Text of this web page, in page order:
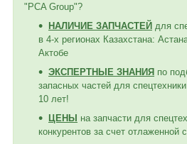
"PCA Group"?
НАЛИЧИЕ ЗАПЧАСТЕЙ для
в 4-х регионах Казахстана:
Актобе
ЭКСПЕРТНЫЕ ЗНАНИЯ по
запасных частей для
10 лет!
ЦЕНЫ на запчасти для
конкурентов за счет отлаженной